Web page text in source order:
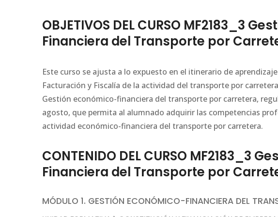
OBJETIVOS DEL CURSO MF2183_3
Financiera del Transporte por
Este curso se ajusta a lo expuesto en el itinerario de
Facturación y Fiscalía de la actividad del transporte por
Gestión económico-financiera del transporte por carretera,
agosto, que permita al alumnado adquirir las competencias
actividad económico-financiera del transporte por carretera.
CONTENIDO DEL CURSO MF2183_3
Financiera del Transporte por
MÓDULO 1. GESTIÓN ECONÓMICO-FINANCIERA DEL